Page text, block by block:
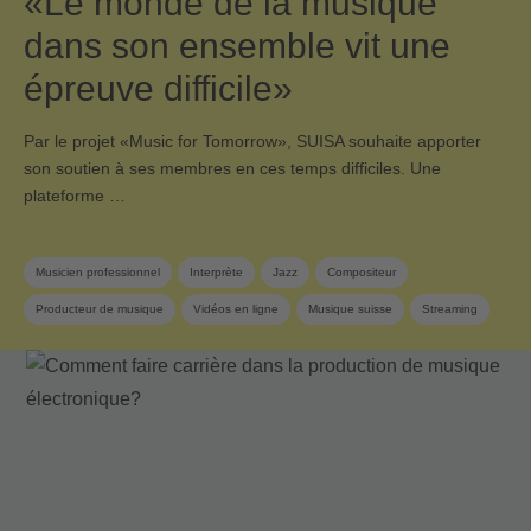
dans son ensemble vit une
épreuve difficile»
Par le projet «Music for Tomorrow», SUISA souhaite apporter
son soutien à ses membres en ces temps difficiles. Une
plateforme …
Musicien professionnel Interprète Jazz Compositeur
Producteur de musique Vidéos en ligne Musique suisse Streaming